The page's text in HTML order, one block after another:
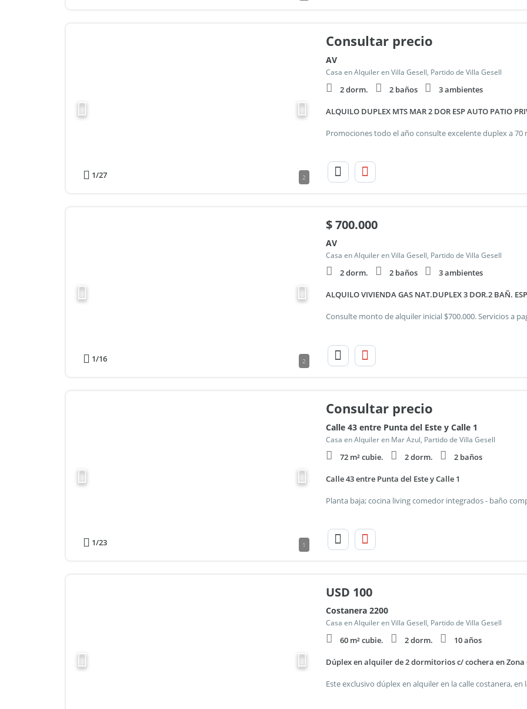
1/27 2
Consultar precio
AV
Casa en Alquiler en Villa Gesell, Partido de Villa Gesell
2 dorm. 2 baños 3 ambientes
ALQUILO DUPLEX MTS MAR 2 DOR ESP AUTO PATIO
1/16 2
$700.000
AV
Casa en Alquiler en Villa Gesell, Partido de Villa Gesell
2 dorm. 2 baños 3 ambientes
ALQUILO VIVIENDA GAS NAT.DUPLEX 3 DOR.2 BAÑ.
1/23 1
Consultar precio
Calle 43 entre Punta del Este y Calle 1
Casa en Alquiler en Mar Azul, Partido de Villa Gesell
72 m² cubie. 2 dorm. 2 baños
Calle 43 entre Punta del Este y Calle 1
USD 100
Costanera 2200
Casa en Alquiler en Villa Gesell, Partido de Villa Gesell
60 m² cubie. 2 dorm. 10 años
Dúplex en alquiler de 2 dormitorios c/ cochera en Zona